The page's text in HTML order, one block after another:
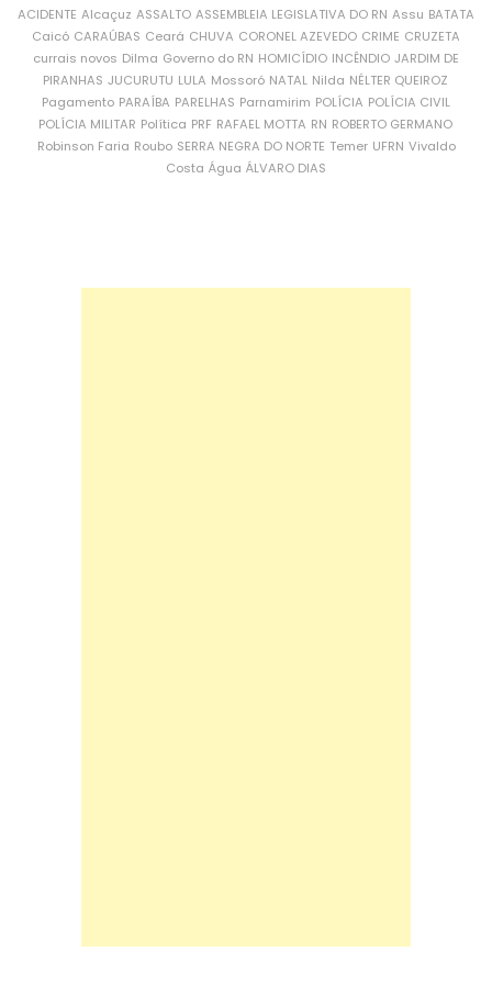
ACIDENTE Alcaçuz ASSALTO ASSEMBLEIA LEGISLATIVA DO RN Assu BATATA
Caicó CARAÚBAS Ceará CHUVA CORONEL AZEVEDO CRIME CRUZETA
currais novos Dilma Governo do RN HOMICÍDIO INCÊNDIO JARDIM DE
PIRANHAS JUCURUTU LULA Mossoró NATAL Nilda NÉLTER QUEIROZ
Pagamento PARAÍBA PARELHAS Parnamirim POLÍCIA POLÍCIA CIVIL
POLÍCIA MILITAR Política PRF RAFAEL MOTTA RN ROBERTO GERMANO
Robinson Faria Roubo SERRA NEGRA DO NORTE Temer UFRN Vivaldo
Costa Água ÁLVARO DIAS